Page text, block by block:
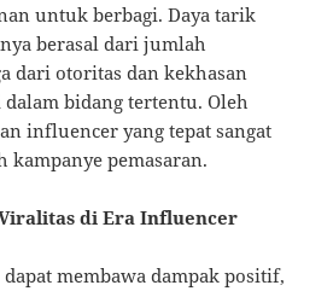
untuk berbagi. Daya tarik
berasal dari jumlah
dari otoritas dan kekhasan
bidang tertentu. Oleh
influencer yang tepat sangat
kampanye pemasaran.
di Era Influencer
membawa dampak positif,